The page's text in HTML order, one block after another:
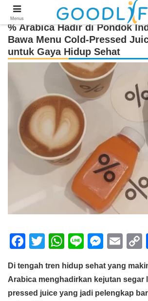
% Arabica Hadir di Pondok
Bawa Menu Cold-Pressed
untuk Gaya Hidup Sehat
F
c
e
T
tt
er
W
at
s
Li
e
M
ss
e
E
ail
Di tengah tren hidup sehat yang
Arabica menghadirkan kejutan segar
pressed juice yang jadi pelengkap
Menus